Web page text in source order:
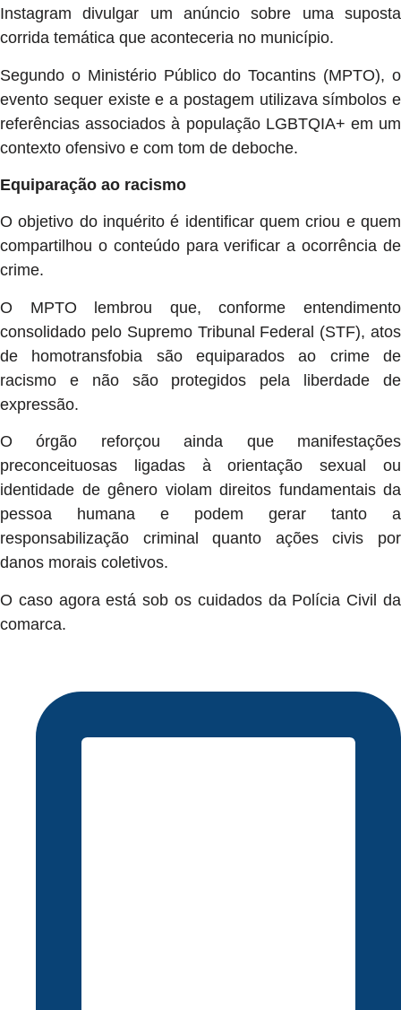
Instagram divulgar um anúncio sobre uma suposta
corrida temática que aconteceria no município.
Segundo o Ministério Público do Tocantins (MPTO), o
evento sequer existe e a postagem utilizava símbolos e
referências associados à população LGBTQIA+ em um
contexto ofensivo e com tom de deboche.
Equiparação ao racismo
O objetivo do inquérito é identificar quem criou e quem
compartilhou o conteúdo para verificar a ocorrência de
crime.
O MPTO lembrou que, conforme entendimento
consolidado pelo Supremo Tribunal Federal (STF), atos
de homotransfobia são equiparados ao crime de
racismo e não são protegidos pela liberdade de
expressão.
O órgão reforçou ainda que manifestações
preconceituosas ligadas à orientação sexual ou
identidade de gênero violam direitos fundamentais da
pessoa humana e podem gerar tanto a
responsabilização criminal quanto ações civis por
danos morais coletivos.
O caso agora está sob os cuidados da Polícia Civil da
comarca.